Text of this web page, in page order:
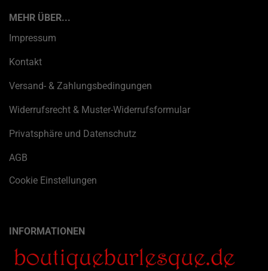
MEHR ÜBER...
Impressum
Kontakt
Versand- & Zahlungsbedingungen
Widerrufsrecht & Muster-Widerrufsformular
Privatsphäre und Datenschutz
AGB
Cookie Einstellungen
INFORMATIONEN